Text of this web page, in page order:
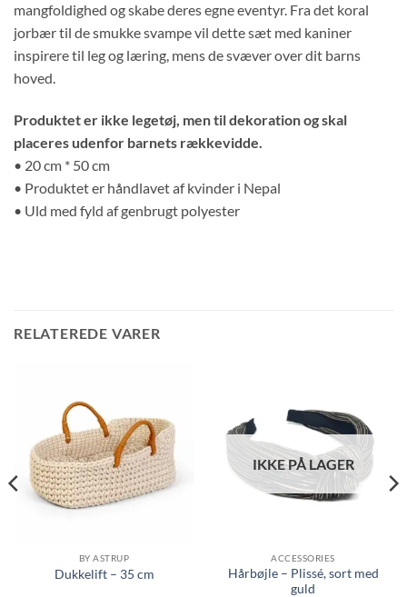
mangfoldighed og skabe deres egne eventyr. Fra det koral
jorbær til de smukke svampe vil dette sæt med kaniner
inspirere til leg og læring, mens de svæver over dit barns
hoved.
Produktet er ikke legetøj, men til dekoration og skal
placeres udenfor barnets rækkevidde.
• 20 cm * 50 cm
• Produktet er håndlavet af kvinder i Nepal
• Uld med fyld af genbrugt polyester
RELATEREDE VARER
BY ASTRUP
Dukkelift – 35 cm
IKKE PÅ LAGER
ACCESSORIES
Hårbøjle – Plissé, sort med
guld